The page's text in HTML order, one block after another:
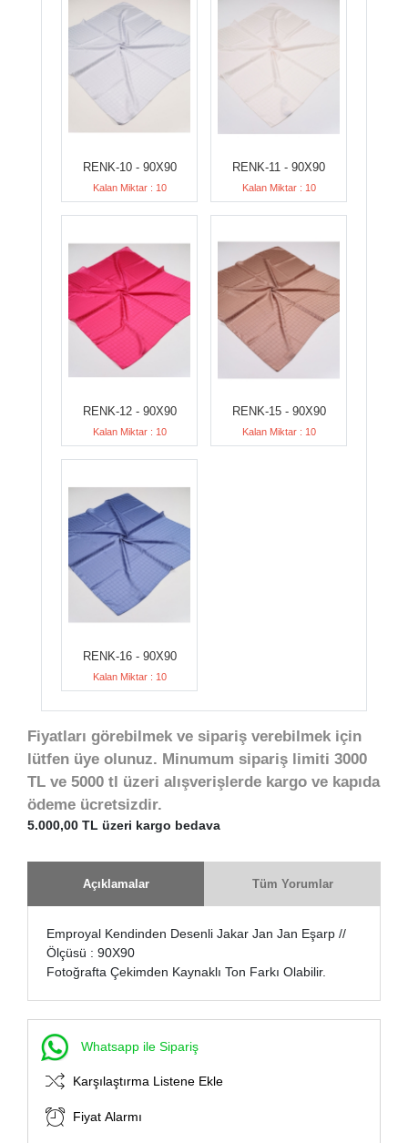
RENK-10 - 90X90
Kalan Miktar : 10
RENK-11 - 90X90
Kalan Miktar : 10
RENK-12 - 90X90
Kalan Miktar : 10
RENK-15 - 90X90
Kalan Miktar : 10
RENK-16 - 90X90
Kalan Miktar : 10
Fiyatları görebilmek ve sipariş verebilmek için
lütfen üye olunuz. Minumum sipariş limiti 3000
TL ve 5000 tl üzeri alışverişlerde kargo ve kapıda
ödeme ücretsizdir.
5.000,00 TL üzeri kargo bedava
Açıklamalar Tüm Yorumlar
Emproyal Kendinden Desenli Jakar Jan Jan Eşarp //
Ölçüsü : 90X90
Fotoğrafta Çekimden Kaynaklı Ton Farkı Olabilir.
Whatsapp ile Sipariş
Karşılaştırma Listene Ekle
Fiyat Alarmı